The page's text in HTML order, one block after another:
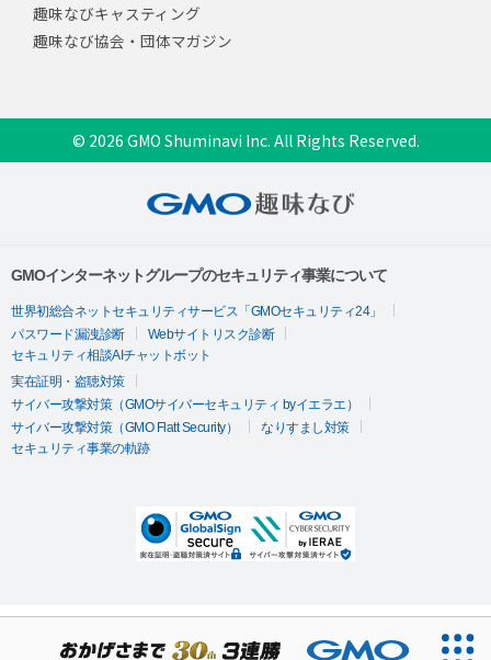
趣味なびキャスティング
趣味なび協会・団体マガジン
© 2026 GMO Shuminavi Inc. All Rights Reserved.